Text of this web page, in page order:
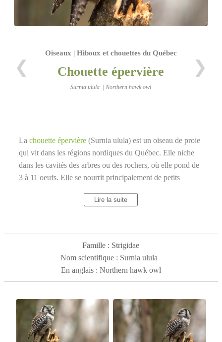
❮
Oiseaux | Hiboux et chouettes du Québec
Chouette épervière
Surnia ulula | Northern hawk owl
❯
La chouette épervière (Surnia ulula) est un oiseau de proie
qui vit dans les régions nordiques du Québec. Elle niche
dans les cavités des arbres ou des rochers, où elle pond de
3 à 11 oeufs. Elle se nourrit principalement de petits
aussi d'oiseaux. Elle chasse de jour, en utilisant sa vue et
Son bec est jaune et très recourbé. Elle ressemble à un
faucon en vol, d'où son nom anglais de Northern hawk
Lire la suite
Famille : Strigidae
Nom scientifique : Surnia ulula
En anglais : Northern hawk owl